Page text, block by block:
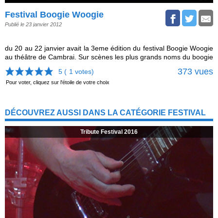
Festival Boogie Woogie
Publié le 23 janvier 2012
du 20 au 22 janvier avait la 3eme édition du festival Boogie Woogie
au théâtre de Cambrai. Sur scènes les plus grands noms du boogie
5 ( 1 votes) 373 vues
Pour voter, cliquez sur l'étoile de votre choix
DÉCOUVREZ AUSSI DANS LA CATÉGORIE FESTIVAL
Tribute Festival 2016